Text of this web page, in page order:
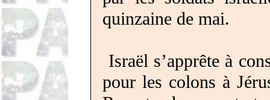
quinzaine de mai.
Israël s’apprête à
pour les colons à